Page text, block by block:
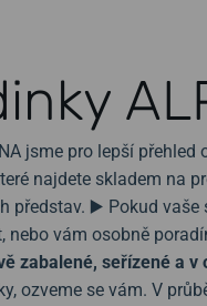
jsme pro lepší přehled
najdete skladem na
představ. ▶️ Pokud vaše
nebo vám osobně
zabalené, seřízené a
ozveme se vám. V